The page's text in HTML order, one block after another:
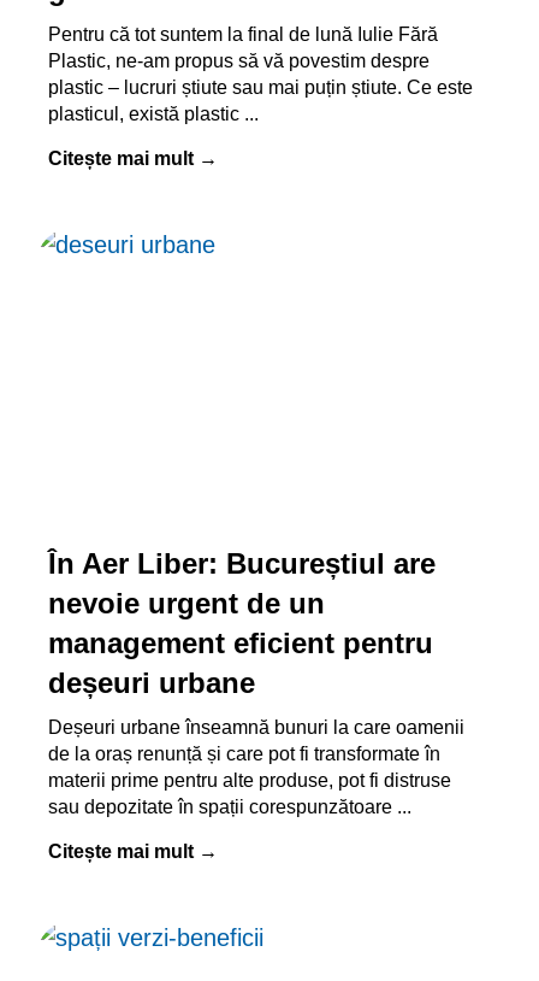
Pentru că tot suntem la final de lună Iulie Fără
Plastic, ne-am propus să vă povestim despre
plastic – lucruri știute sau mai puțin știute. Ce este
plasticul, există plastic
Citește mai mult →
În Aer Liber: Bucureștiul are
nevoie urgent de un
management eficient pentru
deșeuri urbane
Deșeuri urbane înseamnă bunuri la care oamenii
de la oraș renunță și care pot fi transformate în
materii prime pentru alte produse, pot fi distruse
sau depozitate în spații corespunzătoare
Citește mai mult →